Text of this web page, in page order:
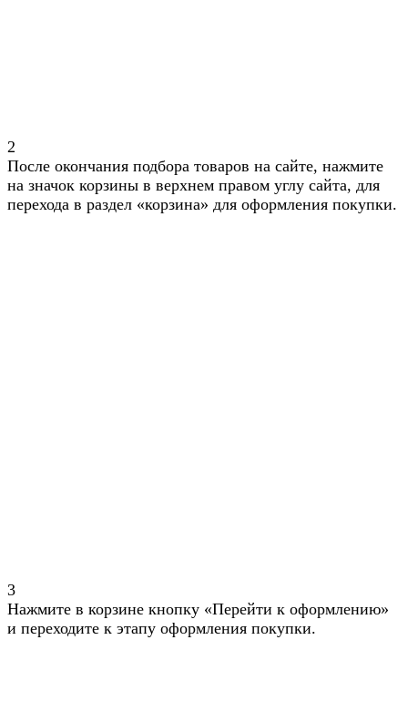
2
После окончания подбора товаров на сайте, нажмите
на значок корзины в верхнем правом углу сайта, для
перехода в раздел «корзина» для оформления покупки.
3
Нажмите в корзине кнопку «Перейти к оформлению»
и переходите к этапу оформления покупки.